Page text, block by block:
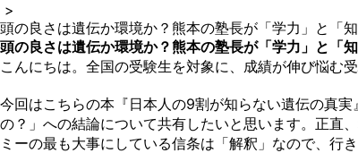
>
頭の良さは遺伝か環境か？熊本の塾長が「学力」と「
頭の良さは遺伝か環境か？熊本の塾長が「学力」と「
こんにちは。全国の受験生を対象に、成績が伸び悩む
今回はこちらの本『日本人の9割が知らない遺伝の真
の？」への結論について共有したいと思います。正直
ミーの最も大事にしている信条は「解釈」なので、行